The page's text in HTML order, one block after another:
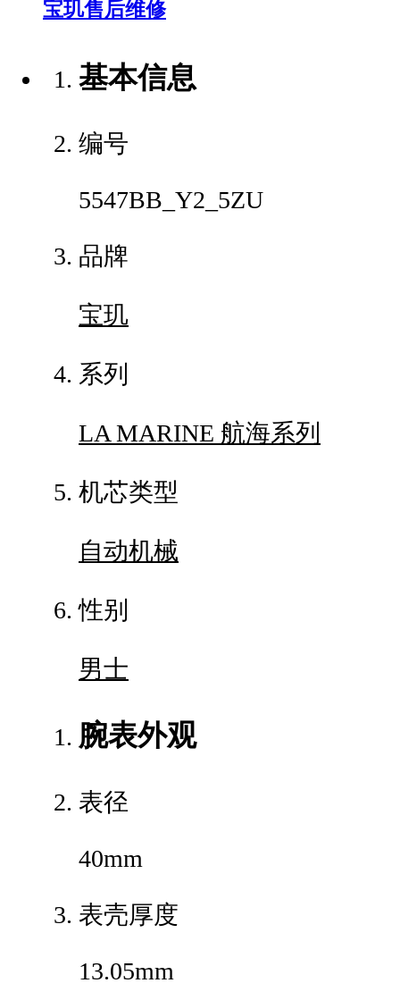
宝玑售后维修
基本信息
编号
5547BB_Y2_5ZU
品牌
宝玑
系列
LA MARINE 航海系列
机芯类型
自动机械
性别
男士
腕表外观
表径
40mm
表壳厚度
13.05mm